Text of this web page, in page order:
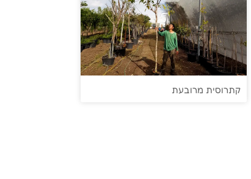
קתרוסית מרובעת